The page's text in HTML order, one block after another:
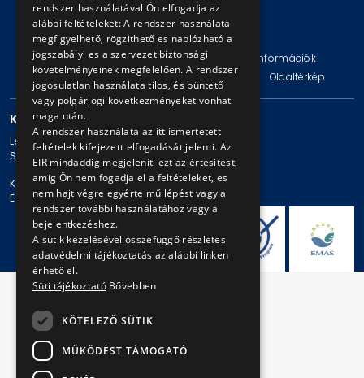
Impresszum Jogi nyilatkozat Technikai információk
Adatvédelmi politika és tájékoztatások
ÁSZF Oldaltérkép
KAPCSOLAT
Levelezési cím: 1980 Budapest, Pf. 11.
Székhely: 1980 Budapest, Akácfa u. 15.
Központi telefonszám: + 36 1 461-65-00
E-mail cím: bkv@bkv.hu
rendszer használatával Ön elfogadja az
alábbi feltételeket: A rendszer használata
megfigyelhető, rögzithető es naplózható a
jogszabályi es a szervezet biztonsági
követelményeinek megfelelően. A rendszer
jogosulatlan használata tilos, és büntető
vagy polgárjogi következményeket vonhat
maga után.
A rendszer használata az itt ismertetett
feltételek kifejezett elfogadását jelenti. Az
EIR mindaddig megjeleníti ezt az értesitést,
amig Ön nem fogadja el a feltételeket, es
nem hajt végre egyértelmű lépést vagy a
rendszer további használatához vagy a
bejelentkezéshez.
A sütik kezelésével összefüggő részletes
adatvédelmi tájékoztatás az alábbi linken
érhető el.
Süti tájékoztató Bővebben
KÖTELEZŐ SÜTIK
MŰKÖDÉST TÁMOGATÓ